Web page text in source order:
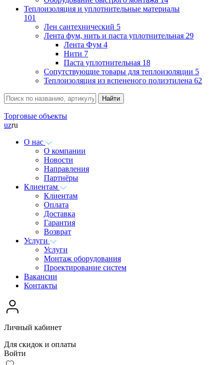
Теплоизоляция и уплотнительные материалы
101
Лен сантехнический 5
Лента фум, нить и паста уплотнительная 29
Лента Фум 4
Нити 7
Паста уплотнительная 18
Сопутствующие товары для теплоизоляции 5
Теплоизоляция из вспененого полиэтилена 62
Торговые объекты
uzru
О нас
О компании
Новости
Направления
Партнёры
Клиентам
Клиентам
Оплата
Доставка
Гарантия
Возврат
Услуги
Услуги
Монтаж оборудования
Проектирование систем
Вакансии
Контакты
Личный кабинет
Для скидок и оплаты
Войти